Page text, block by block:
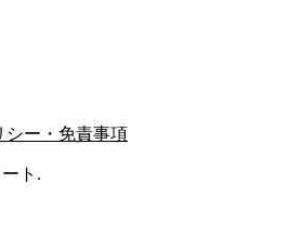
シー・免責事項
ト.